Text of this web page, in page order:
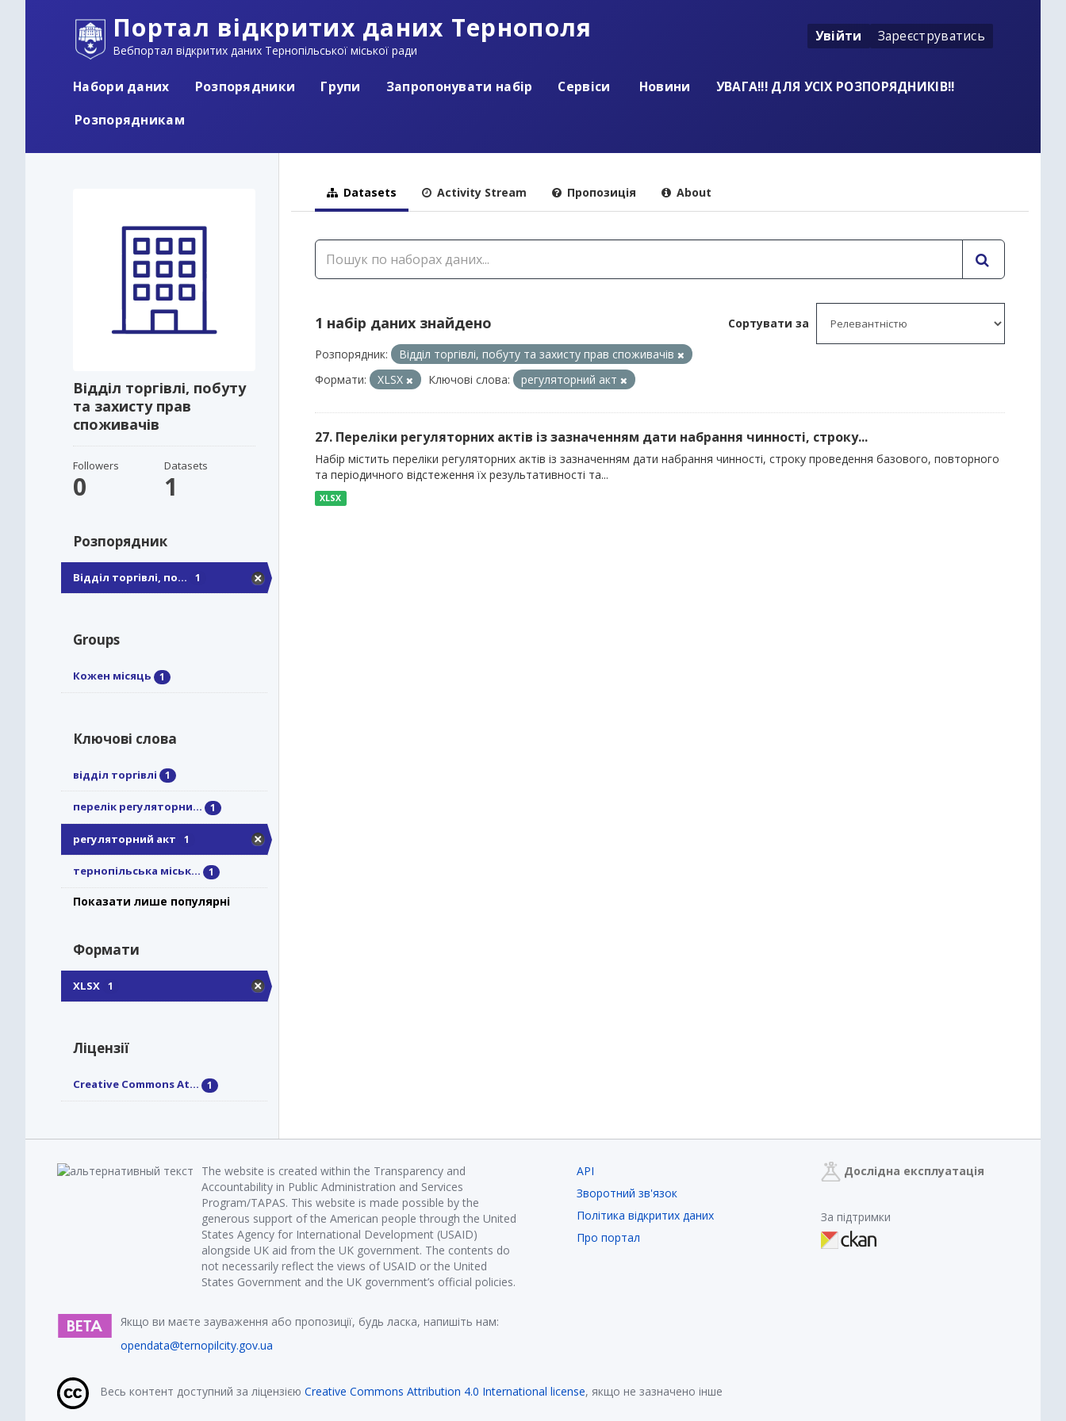
Портал відкритих даних Тернополя
Вебпортал відкритих даних Тернопільської міської ради
Увійти Зареєструватись
Набори даних Розпорядники Групи Запропонувати набір Сервіси Новини
УВАГА!!! ДЛЯ УСІХ РОЗПОРЯДНИКІВ!!
Розпорядникам
Відділ торгівлі, побуту
та захисту прав
споживачів
Followers
0
Datasets
1
Розпорядник
Відділ торгівлі, по... 1
Groups
Кожен місяць 1
Ключові слова
відділ торгівлі 1
перелік регуляторни... 1
регуляторний акт 1
тернопільська міськ... 1
Показати лише популярні
Формати
XLSX 1
Ліцензії
Creative Commons At... 1
Datasets Activity Stream Пропозиція About
Сортувати за
1 набір даних знайдено
Розпорядник:
Відділ торгівлі, побуту та захисту прав споживачів
Формати:
XLSX Ключові слова: регуляторний акт
27. Переліки регуляторних актів із зазначенням дати набрання чинності, строку...
Набір містить переліки регуляторних актів із зазначенням дати набрання чинності, строку проведення базового, повторного
та періодичного відстеження їх результативності та...
XLSX
The website is created within the Transparency and
Accountability in Public Administration and Services
Program/TAPAS. This website is made possible by the
generous support of the American people through the United
States Agency for International Development (USAID)
alongside UK aid from the UK government. The contents do
not necessarily reflect the views of USAID or the United
States Government and the UK government’s official policies.
Якщо ви маєте зауваження або пропозиції, будь ласка, напишіть нам:
opendata@ternopilcity.gov.ua
API
Зворотний зв'язок
Політика відкритих даних
Про портал
Дослідна експлуатація
За підтримки
Весь контент доступний за ліцензією Creative Commons Attribution 4.0 International license, якщо не зазначено інше